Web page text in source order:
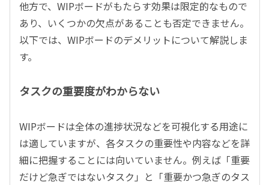
他方で、WIPボードがもたらす効果は限定的なもので
あり、いくつかの欠点があることも否定できません。
以下では、WIPボードのデメリットについて解説しま
す。
タスクの重要度がわからない
WIPボードは全体の進捗状況などを可視化する用途に
は適していますが、各タスクの重要性や内容などを詳
細に把握することには向いていません。例えば「重要
だけど急ぎではないタスク」と「重要かつ急ぎのタス